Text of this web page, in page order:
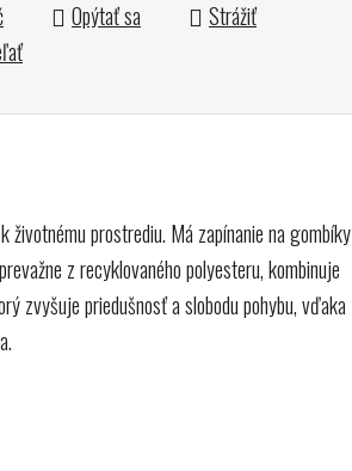
Opýtať sa
Strážiť
prostrediu. Má zapínanie na gombíky
z recyklovaného polyesteru, kombinuje
zvyšuje priedušnosť a slobodu pohybu, vďaka